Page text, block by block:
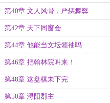
第40章 文人风骨，严惩舞弊
第42章 天下同窗会
第44章 他能当文坛领袖吗
第46章 把翰林院叫来！
第48章 这盘棋未下完
第50章 浔阳郡主